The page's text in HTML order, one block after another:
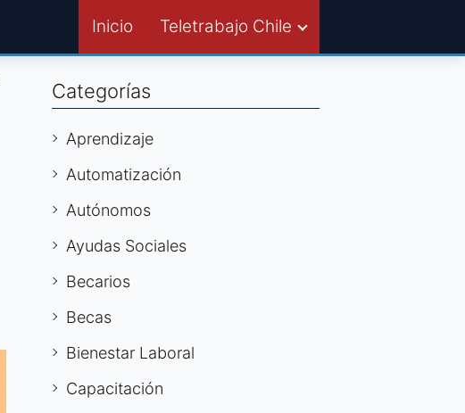
Inicio Teletrabajo Chile
Categorías
Aprendizaje
Automatización
Autónomos
Ayudas Sociales
Becarios
Becas
Bienestar Laboral
Capacitación